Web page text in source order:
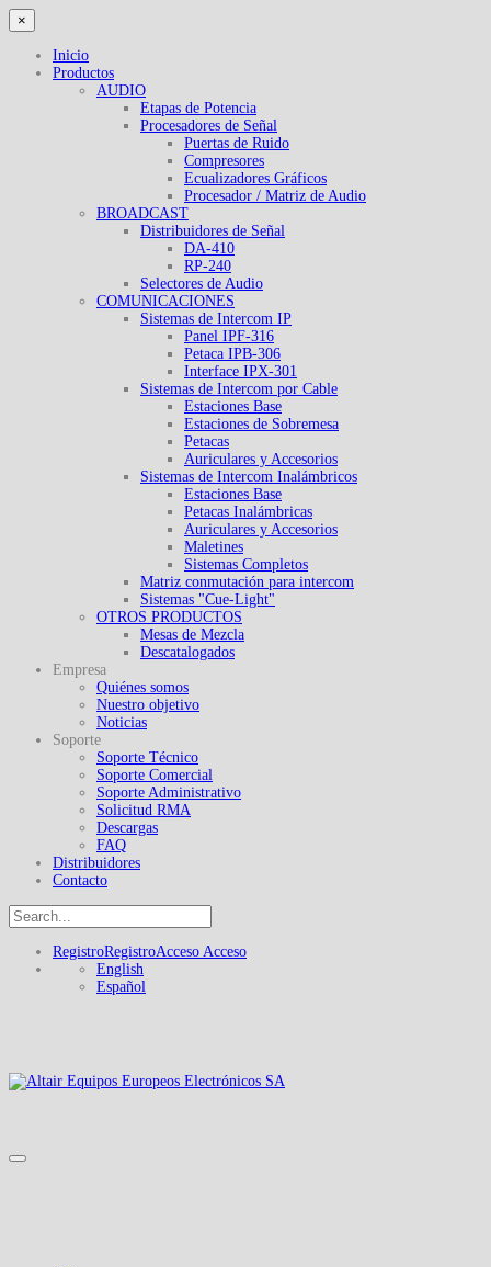
×
Inicio
Productos
AUDIO
Etapas de Potencia
Procesadores de Señal
Puertas de Ruido
Compresores
Ecualizadores Gráficos
Procesador / Matriz de Audio
BROADCAST
Distribuidores de Señal
DA-410
RP-240
Selectores de Audio
COMUNICACIONES
Sistemas de Intercom IP
Panel IPF-316
Petaca IPB-306
Interface IPX-301
Sistemas de Intercom por Cable
Estaciones Base
Estaciones de Sobremesa
Petacas
Auriculares y Accesorios
Sistemas de Intercom Inalámbricos
Estaciones Base
Petacas Inalámbricas
Auriculares y Accesorios
Maletines
Sistemas Completos
Matriz conmutación para intercom
Sistemas "Cue-Light"
OTROS PRODUCTOS
Mesas de Mezcla
Descatalogados
Empresa
Quiénes somos
Nuestro objetivo
Noticias
Soporte
Soporte Técnico
Soporte Comercial
Soporte Administrativo
Solicitud RMA
Descargas
FAQ
Distribuidores
Contacto
RegistroRegistroAcceso Acceso
English
Español